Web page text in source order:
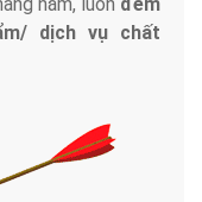
dịch vụ chất